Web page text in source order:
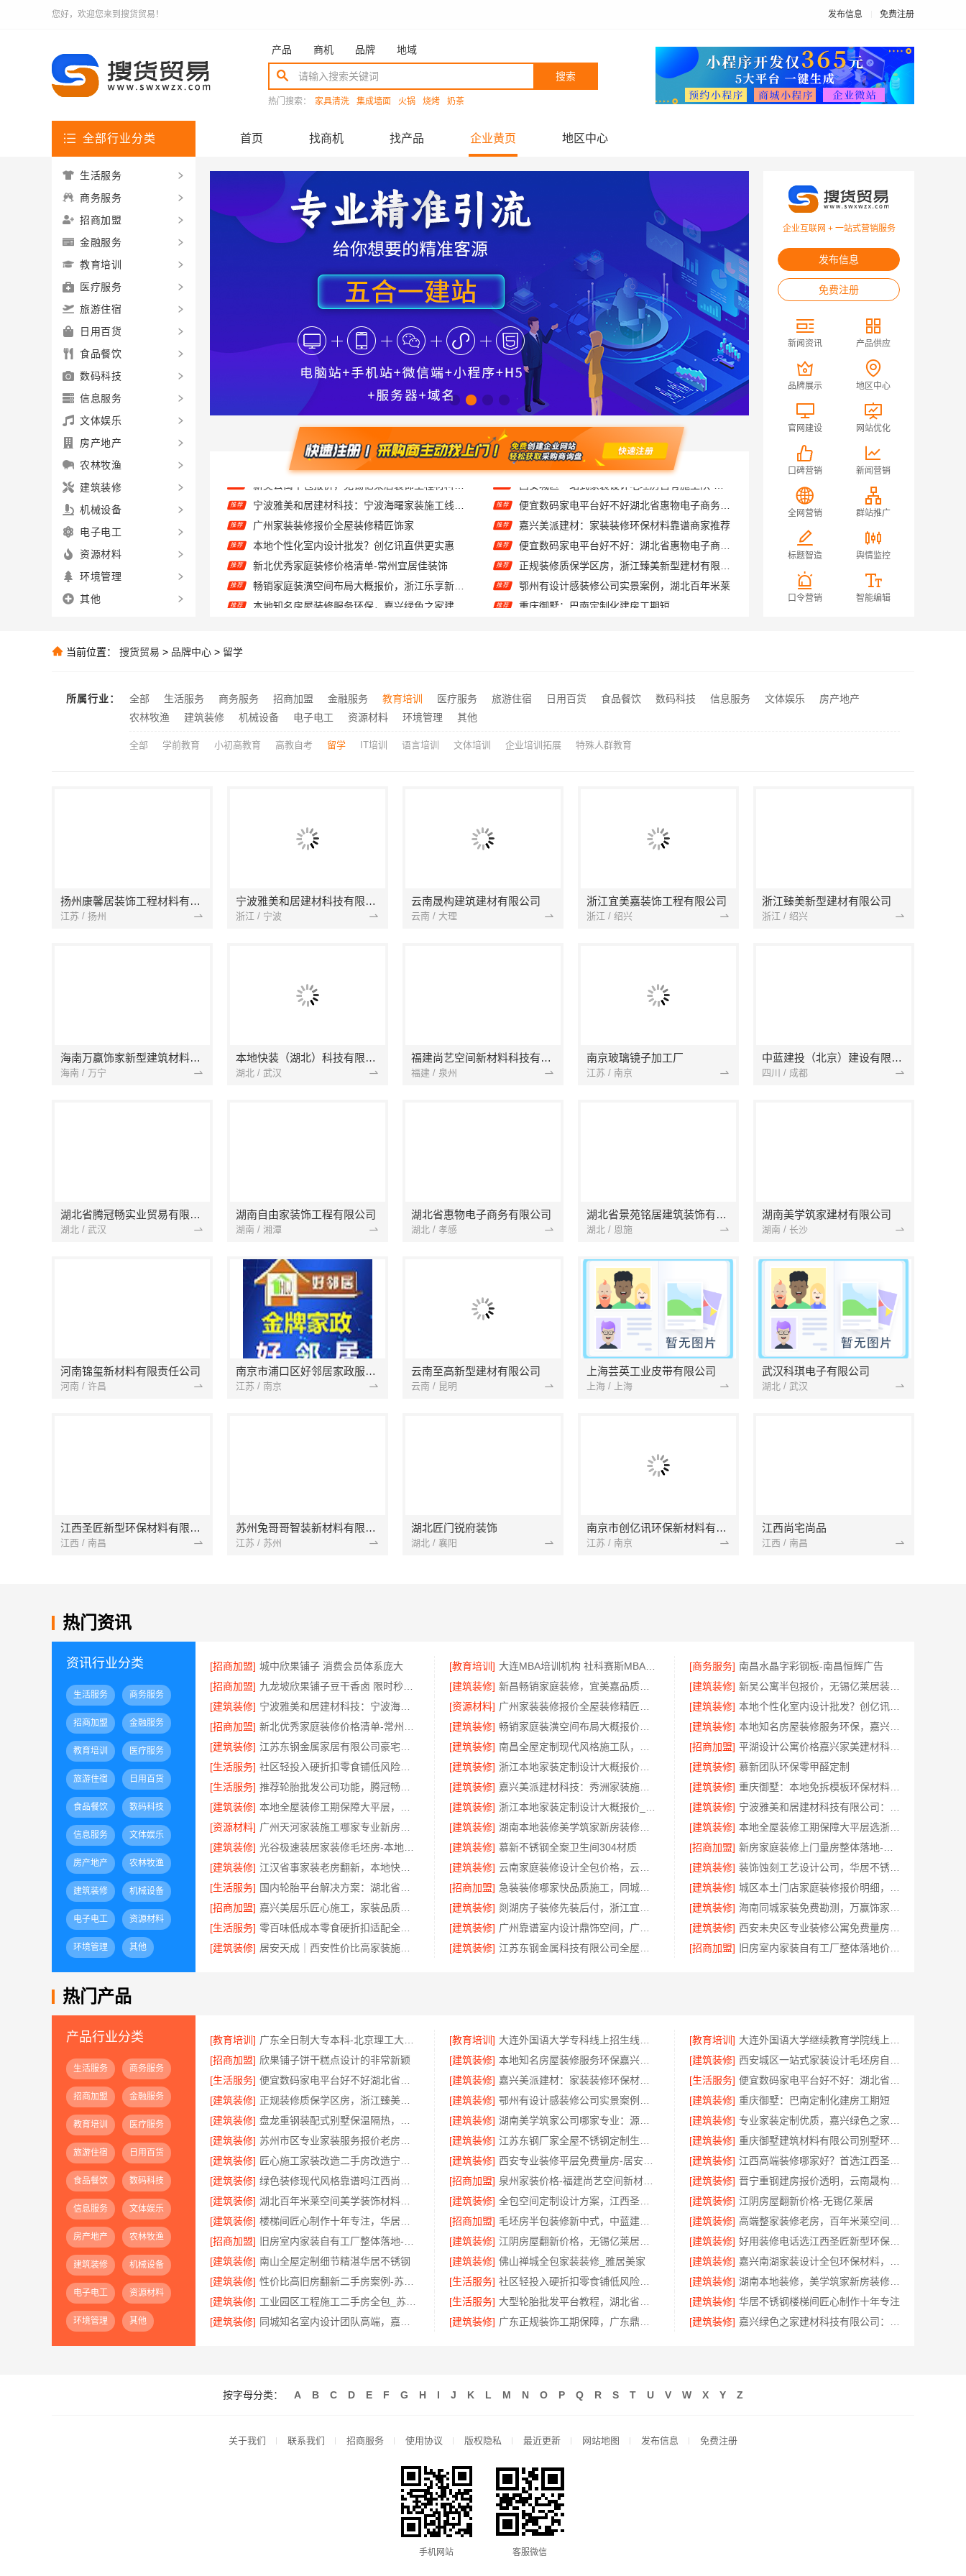
您好，欢迎您来到搜货贸易！ 发布信息 免费注册
产品 商机 品牌 地域
搜索
热门搜索： 家具清洗 集成墙面 火锅 烧烤 奶茶
全部行业分类 首页 找商机 找产品 企业黄页 地区中心
推荐 宁波雅美和居建材科技：宁波海曙家装施工线下门店地址
推荐 广州家装装修报价全屋装修精匠饰家
推荐 本地个性化室内设计批发？创亿讯直供更实惠
推荐 新北优秀家庭装修价格清单-常州宜居佳装饰
推荐
推荐 本地知名房屋装修服务环保，嘉兴绿色之家建材科技
推荐 城中欣果铺子 消费会员体系庞大
推荐
新吴公寓半包报价，无锡亿莱居装饰工程材料优惠
推荐 便宜数码家电平台好不好湖北省惠物电子商务有限公司
推荐 嘉兴美派建材：家装装修环保材料靠谱商家推荐
推荐 便宜数码家电平台好不好：湖北省惠物电子商务有限公司
推荐 正规装修质保学区房，浙江臻美新型建材有限公司保障孩子未来
推荐 鄂州有设计感装修公司实景案例，湖北百年米莱
推荐 重庆御墅：巴南定制化建房工期短
推荐
企业互联网 + 一站式营销服务
发布信息
免费注册
新闻资讯 产品供应
品牌展示 地区中心
官网建设 网站优化
口碑营销 新闻营销
全网营销 群站推广
标题智造 舆情监控
口令营销 智能编辑
生活服务
商务服务
招商加盟
金融服务
教育培训
医疗服务
旅游住宿
日用百货
食品餐饮
数码科技
信息服务
文体娱乐
房产地产
农林牧渔
建筑装修
机械设备
电子电工
资源材料
环境管理
其他
当前位置： 搜货贸易 > 品牌中心 > 留学
所属行业： 全部 生活服务 商务服务 招商加盟 金融服务 教育培训 医疗服务 旅游住宿 日用百货 食品餐饮 数码科技 信息服务 文体娱乐
房产地产
农林牧渔
建筑装修 机械设备 电子电工 资源材料 环境管理 其他
全部 学前教育 小初高教育 高教自考 留学 IT培训 语言培训 文体培训 企业培训拓展 特殊人群教育
扬州康馨居装饰工程材料有限公司
江苏 / 扬州
宁波雅美和居建材科技有限公司
浙江 / 宁波
云南晟构建筑建材有限公司
云南 / 大理
浙江宜美嘉装饰工程有限公司
浙江 / 绍兴
浙江臻美新型建材有限公司
浙江 / 绍兴
海南万赢饰家新型建筑材料有限公司
海南 / 万宁
本地快装（湖北）科技有限公司
湖北 / 武汉
福建尚艺空间新材料科技有限公司
福建 / 泉州
南京玻璃镜子加工厂
江苏 / 南京
中蓝建投（北京）建设有限公司四川第一分公司
四川 / 成都
湖北省腾冠畅实业贸易有限公司
湖北 / 武汉
湖南自由家装饰工程有限公司
湖南 / 湘潭
湖北省惠物电子商务有限公司
湖北 / 孝感
湖北省景苑铭居建筑装饰有限公司
湖北 / 恩施
湖南美学筑家建材有限公司
湖南 / 长沙
河南锦玺新材料有限责任公司
河南 / 许昌
南京市浦口区好邻居家政服务中心
江苏 / 南京
云南至高新型建材有限公司
云南 / 昆明
上海芸英工业皮带有限公司
上海 / 上海
武汉科琪电子有限公司
湖北 / 武汉
江西圣匠新型环保材料有限公司
江西 / 南昌
苏州兔哥哥智装新材料有限公司
江苏 / 苏州
湖北匠门锐府装饰
湖北 / 襄阳
南京市创亿讯环保新材料有限公司
江苏 / 南京
江西尚宅尚品
江西 / 南昌
热门资讯
资讯行业分类
生活服务 商务服务
招商加盟 金融服务
教育培训 医疗服务
旅游住宿 日用百货
食品餐饮 数码科技
信息服务 文体娱乐
房产地产 农林牧渔
建筑装修 机械设备
电子电工 资源材料
环境管理 其他
[招商加盟] 城中欣果铺子 消费会员体系庞大 [教育培训] [商务服务] 南昌水晶字彩钢板-南昌恒辉广告
[招商加盟]
[建筑装修] [建筑装修]
新吴公寓半包报价，无锡亿莱居装饰工程材料优惠
[建筑装修]
[资源材料] [建筑装修]
[招商加盟]
[建筑装修] [建筑装修]
本地知名房屋装修服务环保，嘉兴绿色之家建材科技
[建筑装修]
[建筑装修] [招商加盟]
平湖设计公寓价格嘉兴家美建材科技有限公司性价比高
[生活服务]
[建筑装修] [建筑装修] 慕新团队环保零甲醛定制
[生活服务]
[建筑装修] [建筑装修]
重庆御墅：本地免拆模板环保材料报价
[建筑装修]
[建筑装修] [建筑装修]
[资源材料]
[建筑装修] [建筑装修]
本地全屋装修工期保障大平层选浙江臻美新型建材有限公司
[建筑装修]
[建筑装修] 慕新不锈钢全案卫生间304材质 [招商加盟]
[建筑装修]
[建筑装修] [建筑装修]
装饰蚀刻工艺设计公司，华居不锈钢彰显格调
[生活服务]
[招商加盟] [建筑装修]
[招商加盟]
[建筑装修] [建筑装修]
[生活服务]
[建筑装修] [建筑装修]
[建筑装修]
[建筑装修] [招商加盟] 旧房室内家装自有工厂整体落地价格福建尚艺空间
热门产品
产品行业分类
生活服务 商务服务
招商加盟 金融服务
教育培训 医疗服务
旅游住宿 日用百货
食品餐饮 数码科技
信息服务 文体娱乐
房产地产 农林牧渔
建筑装修 机械设备
电子电工 资源材料
环境管理 其他
[教育培训] [教育培训] [教育培训]
[招商加盟] 欣果铺子饼干糕点设计的非常新颖 [建筑装修] [建筑装修]
[生活服务]
[建筑装修] [生活服务]
[建筑装修]
[建筑装修] [建筑装修] 重庆御墅：巴南定制化建房工期短
[建筑装修]
[建筑装修] [建筑装修]
[建筑装修]
[建筑装修] [建筑装修]
重庆御墅建筑材料有限公司别墅环保材料多少钱
[建筑装修]
[建筑装修] [建筑装修]
江西高端装修哪家好？首选江西圣匠新型环保材料有限公司
[建筑装修]
[招商加盟] [建筑装修]
[建筑装修]
[建筑装修] [建筑装修] 江阴房屋翻新价格-无锡亿莱居
[建筑装修]
[招商加盟] [建筑装修]
[招商加盟]
[建筑装修] [建筑装修]
好用装修电话选江西圣匠新型环保材料有限公司
[建筑装修] 南山全屋定制细节精湛华居不锈钢 [建筑装修] 佛山禅城全包家装装修_雅居美家 [建筑装修]
[建筑装修]
[生活服务] [建筑装修]
湖南本地装修，美学筑家新房装修靠谱
[建筑装修]
[生活服务] [建筑装修] 华居不锈钢楼梯间匠心制作十年专注
[建筑装修]
[建筑装修] [建筑装修]
按字母分类： A B C D E F G H I J K L M N O P Q R S T U V W X Y Z
关于我们 联系我们 招商服务 使用协议 版权隐私 最近更新 网站地图 发布信息 免费注册
手机网站 客服微信